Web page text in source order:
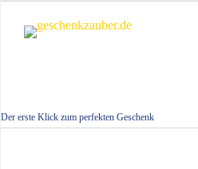
springen
Der erste Klick zum perfekten Geschenk